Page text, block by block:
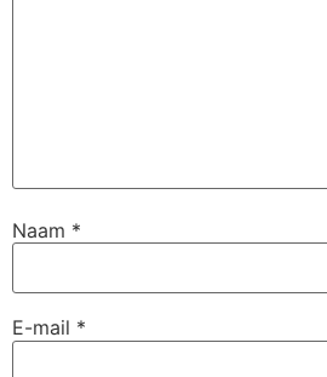
Naam *
E-mail *